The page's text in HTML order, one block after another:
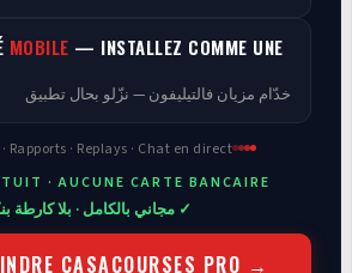
MOBILE — INSTALLEZ COMME UNE
خدّام مزيان فالتيليفون — نزّلو بحال تطبيق
Rapports · Replays · Chat en direct
· AUCUNE CARTE BANCAIRE
✓ مجاني بالكامل · بلا كارطة
CASACOURSES PRO →